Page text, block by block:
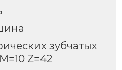
зубчатых
Z=42